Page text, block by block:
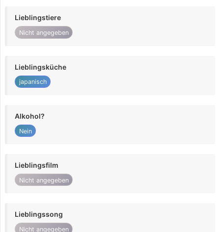
Lieblingstiere
Nicht angegeben
Lieblingsküche
japanisch
Alkohol?
Nein
Lieblingsfilm
Nicht angegeben
Lieblingssong
Nicht angegeben